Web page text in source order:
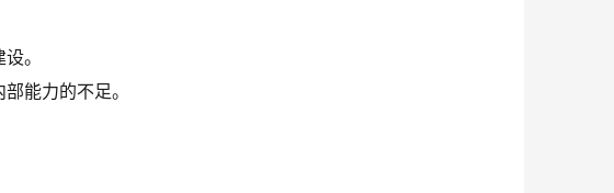
。
能力的不足。